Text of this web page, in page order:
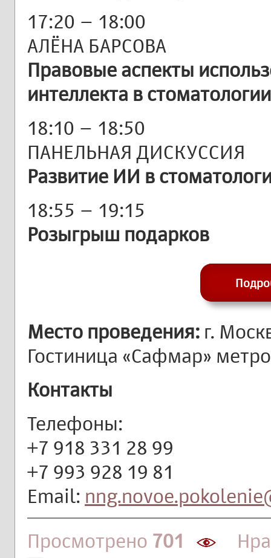
17:20 – 18:00
АЛЁНА БАРСОВА
Правовые аспекты
интеллекта в стоматологии
18:10 – 18:50
ПАНЕЛЬНАЯ ДИСКУССИЯ
Развитие ИИ в
18:55 – 19:15
Розыгрыш подарков
Место проведения: г.
Гостиница «Сафмар»
Контакты
Телефоны:
+7 918 331 28 99
+7 993 928 19 81
Email:
Просмотрено 701